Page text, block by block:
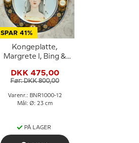
SPAR 41%
Kongeplatte,
Margrete I, Bing &
DKK 475,00
Før: DKK 800,00
Varenr.: BNR1000-12
Mål: Ø: 23 cm
PÅ LAGER